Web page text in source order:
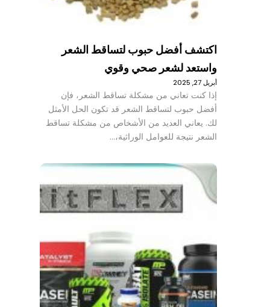
اكتشف أفضل حبوب لتساقط الشعر
واستعد لشعر صحي وقوي
أبريل 27, 2025
إذا كنت تعاني من مشكلة تساقط الشعر، فإن
أفضل حبوب لتساقط الشعر قد تكون الحل الأمثل
لك. يعاني العديد من الأشخاص من مشكلة تساقط
الشعر نتيجة للعوامل الوراثية،…